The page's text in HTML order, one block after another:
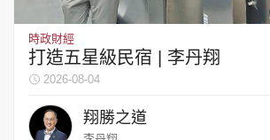
時政財經
打造五星級民宿 | 李丹翔
2026-08-04
翔勝之道